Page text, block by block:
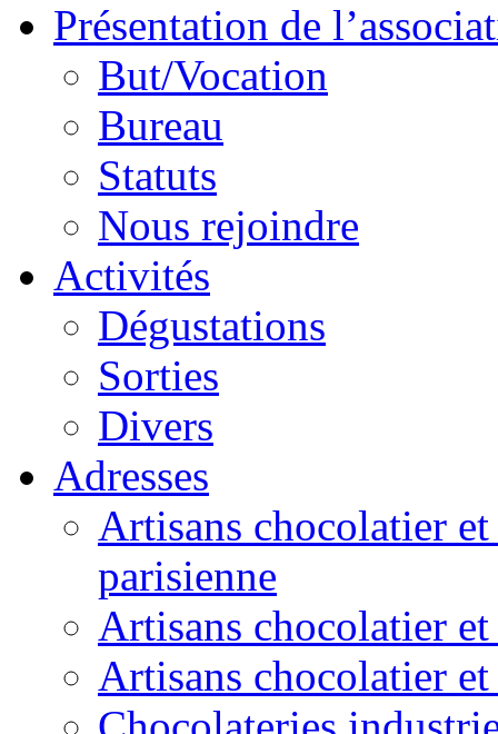
Présentation de
But/Vocation
Bureau
Statuts
Nous rejoindre
Activités
Dégustations
Sorties
Divers
Adresses
Artisans chocolatier
parisienne
Artisans chocolatier
Artisans chocolatier